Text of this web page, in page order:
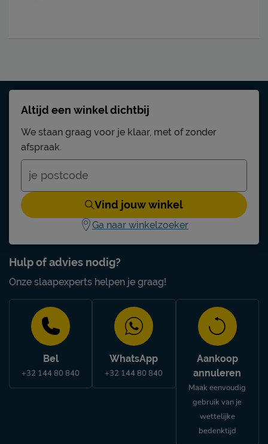
Hulp of advies nodig?
Onze slaapexperts helpen je graag!
Bel
+32 144 80 840
WhatsApp
+32 144 80 840
Aankoop
annuleren
Maak eenvoudig
gebruik van je
wettelijke
bedenktijd
Altijd een winkel dichtbij
We staan graag voor je klaar, met of zonder
afspraak.
Vind jouw winkel
Ga naar winkelzoeker